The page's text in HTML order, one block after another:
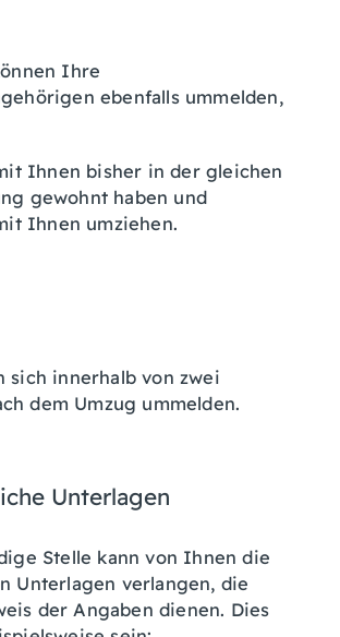
Ihre
ebenfalls ummelden,
Ihnen bisher in der gleichen
gewohnt haben und
Ihnen umziehen.
sich innerhalb von zwei
dem Umzug ummelden.
Unterlagen
Stelle kann von Ihnen die
Unterlagen verlangen, die
der Angaben dienen. Dies